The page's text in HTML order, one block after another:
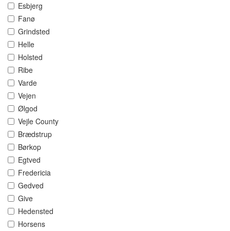
Esbjerg
Fanø
Grindsted
Helle
Holsted
Ribe
Varde
Vejen
Ølgod
Vejle County
Brædstrup
Børkop
Egtved
Fredericia
Gedved
Give
Hedensted
Horsens